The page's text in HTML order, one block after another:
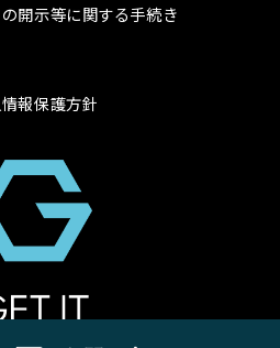
開示等に関する手続き
報保護方針